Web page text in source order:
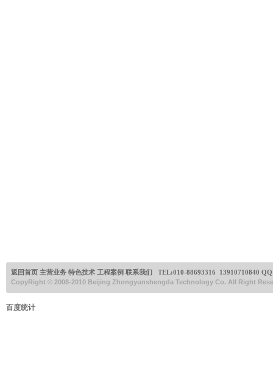
返回首页 主营业务 特色技术 工程案例 联系我们 TEL:010-88693316 13910710840
CopyRight © 2008-2010 Beijing Zhongyunshengda Technology Co. All Right
百度统计